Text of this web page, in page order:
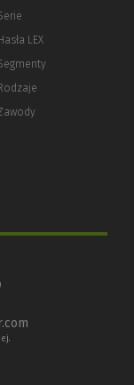
Hasła LEX
Rodzaje